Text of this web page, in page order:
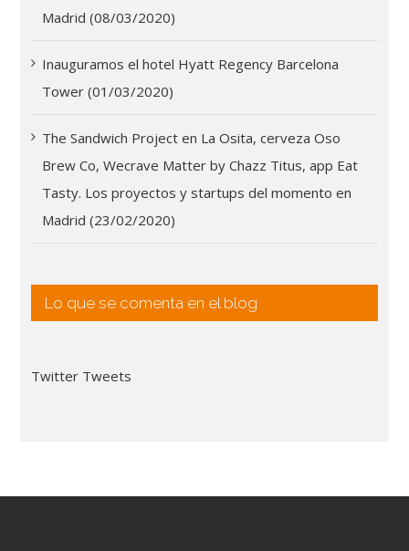
Madrid (08/03/2020)
Inauguramos el hotel Hyatt Regency Barcelona
Tower (01/03/2020)
The Sandwich Project en La Osita, cerveza Oso
Brew Co, Wecrave Matter by Chazz Titus, app Eat
Tasty. Los proyectos y startups del momento en
Madrid (23/02/2020)
Lo que se comenta en el blog
Twitter Tweets